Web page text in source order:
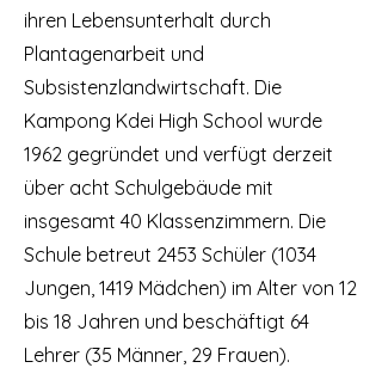
ihren Lebensunterhalt durch
Plantagenarbeit und
Subsistenzlandwirtschaft. Die
Kampong Kdei High School wurde
1962 gegründet und verfügt derzeit
über acht Schulgebäude mit
insgesamt 40 Klassenzimmern. Die
Schule betreut 2453 Schüler (1034
Jungen, 1419 Mädchen) im Alter von 12
bis 18 Jahren und beschäftigt 64
Lehrer (35 Männer, 29 Frauen).